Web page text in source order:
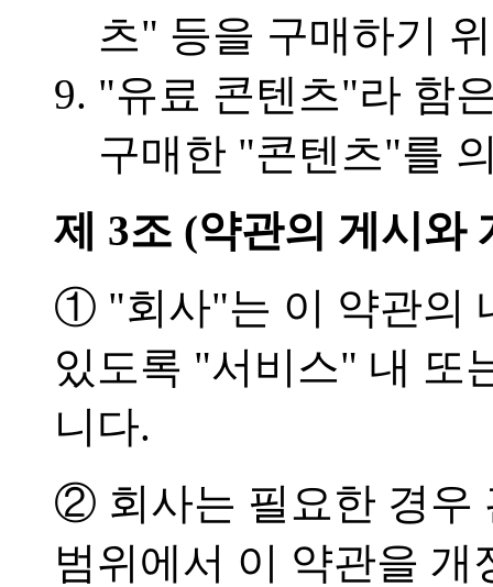
츠" 등을 구매하기
"유료 콘텐츠"라 함
구매한 "콘텐츠"를
제 3조 (약관의 게시와
① "회사"는 이 약관의
있도록 "서비스" 내 또
니다.
② 회사는 필요한 경우
범위에서 이 약관을 개